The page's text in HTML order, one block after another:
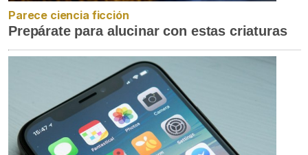
Parece ciencia ficción
Prepárate para alucinar con estas criaturas